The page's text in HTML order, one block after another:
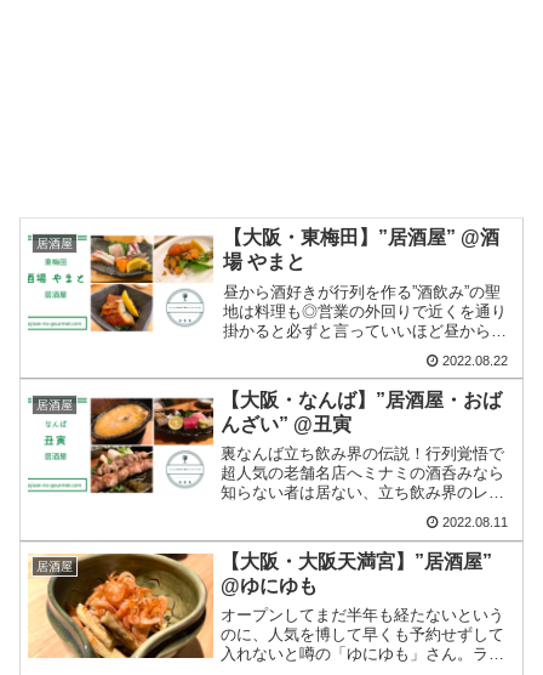
居酒屋
【大阪・東梅田】”居酒屋” @酒
場 やまと
昼から酒好きが行列を作る”酒飲み”の聖
地は料理も◎営業の外回りで近くを通り
掛かると必ずと言っていいほど昼から行
た【酒場 やまと】さんにようやく初チャ
レンジ出来た。場所は東梅田駅が最寄
り。駅から地下道でその...
2022.08.22
居酒屋
【大阪・なんば】”居酒屋・おば
んざい” @丑寅
裏なんば立ち飲み界の伝説！行列覚悟で
超人気の老舗名店へミナミの酒呑みなら
知らない者は居ない、立ち飲み界のレジ
ェンドの一角【丑寅】さんに久しぶりに
行って来たら、やっぱりレジェンドだっ
たという話。裏なんばにはいくつも列を
成すお店がひしめき合って...
2022.08.11
居酒屋
【大阪・大阪天満宮】”居酒屋”
@ゆにゆも
オープンしてまだ半年も経たないという
のに、人気を博して早くも予約せずして
入れないと噂の「ゆにゆも」さん。ラフ